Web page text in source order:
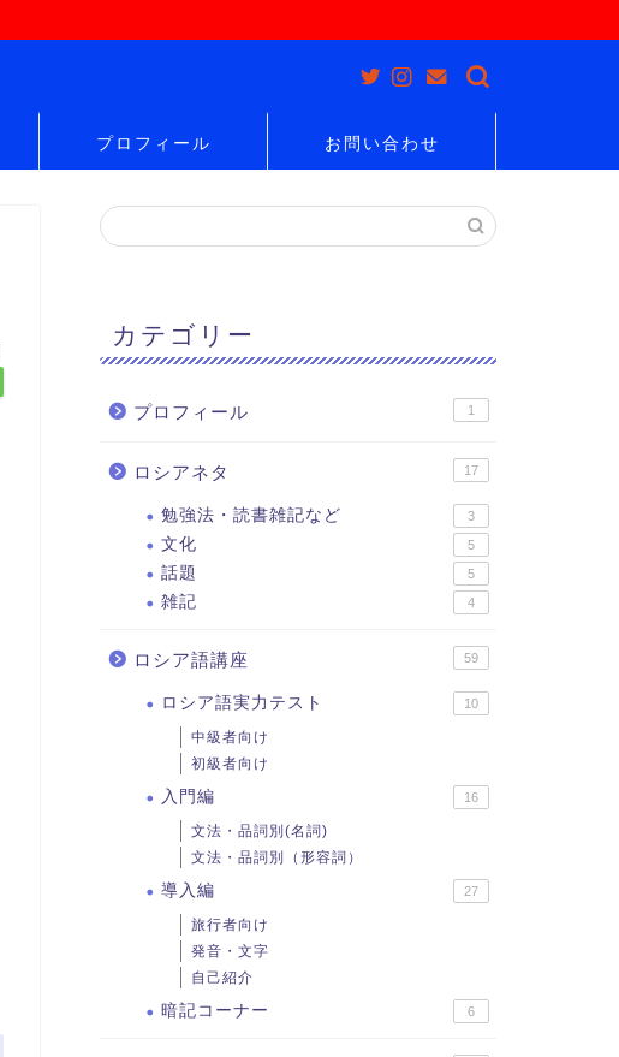
プロフィール お問い合わせ
カテゴリー
プロフィール 1
ロシアネタ 17
勉強法・読書雑記など 3
文化 5
話題 5
雑記 4
ロシア語講座 59
ロシア語実力テスト 10
中級者向け
初級者向け
入門編 16
文法・品詞別(名詞)
文法・品詞別（形容詞）
導入編 27
旅行者向け
発音・文字
自己紹介
暗記コーナー 6